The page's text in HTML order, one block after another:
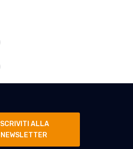
ISCRIVITI ALLA
NEWSLETTER